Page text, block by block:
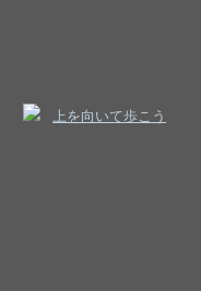
上を向いて歩こう